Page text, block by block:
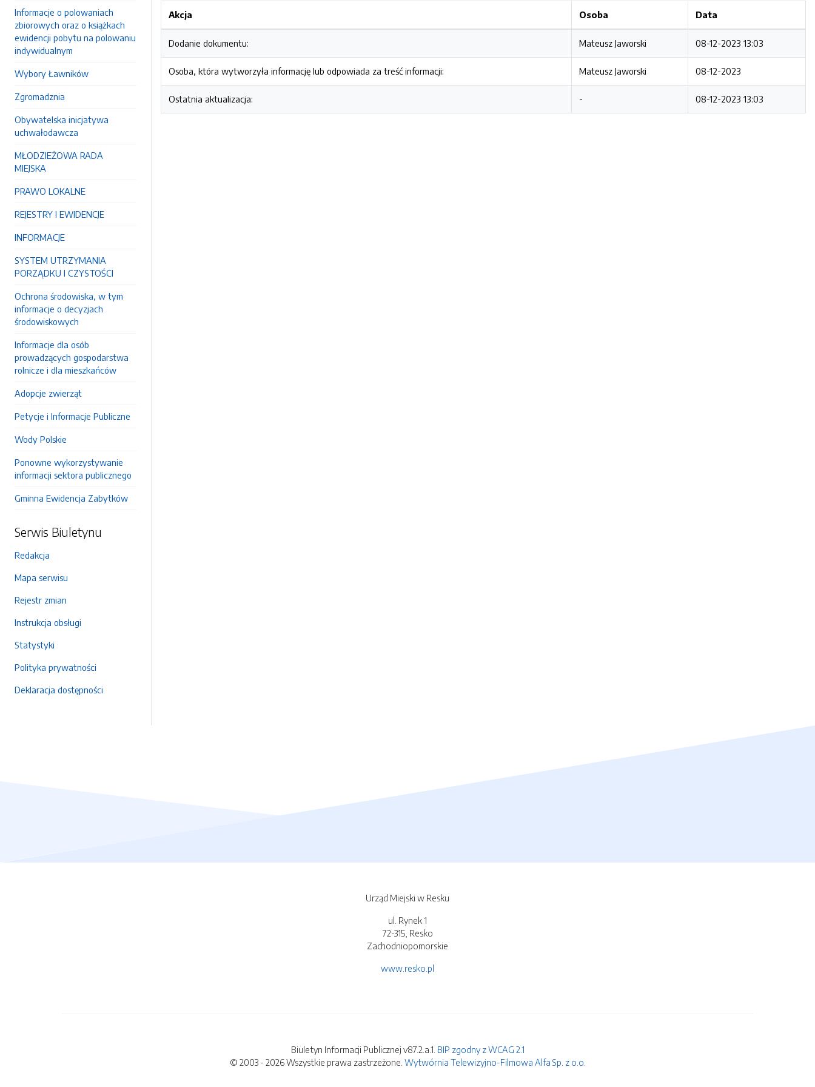
Informacje o polowaniach
zbiorowych oraz o książkach
ewidencji pobytu na polowaniu
indywidualnym
Wybory Ławników
Zgromadznia
Obywatelska inicjatywa
uchwałodawcza
MŁODZIEŻOWA RADA
MIEJSKA
PRAWO LOKALNE
REJESTRY I EWIDENCJE
INFORMACJE
SYSTEM UTRZYMANIA
PORZĄDKU I CZYSTOŚCI
Ochrona środowiska, w tym
informacje o decyzjach
środowiskowych
Informacje dla osób
prowadzących gospodarstwa
rolnicze i dla mieszkańców
Adopcje zwierząt
Petycje i Informacje Publiczne
Wody Polskie
Ponowne wykorzystywanie
informacji sektora publicznego
Gminna Ewidencja Zabytków
Serwis Biuletynu
Redakcja
Mapa serwisu
Rejestr zmian
Instrukcja obsługi
Statystyki
Polityka prywatności
Deklaracja dostępności
Akcja Osoba Data
Dodanie dokumentu: Mateusz Jaworski 08-12-2023 13:03
Osoba, która wytworzyła informację lub odpowiada za treść informacji: Mateusz Jaworski 08-12-2023
Ostatnia aktualizacja: - 08-12-2023 13:03
Urząd Miejski w Resku
ul. Rynek 1
72-315, Resko
Zachodniopomorskie
www.resko.pl
Biuletyn Informacji Publicznej v87.2.a.1. BIP zgodny z WCAG 2.1
© 2003 - 2026 Wszystkie prawa zastrzeżone. Wytwórnia Telewizyjno-Filmowa Alfa Sp. z o.o.